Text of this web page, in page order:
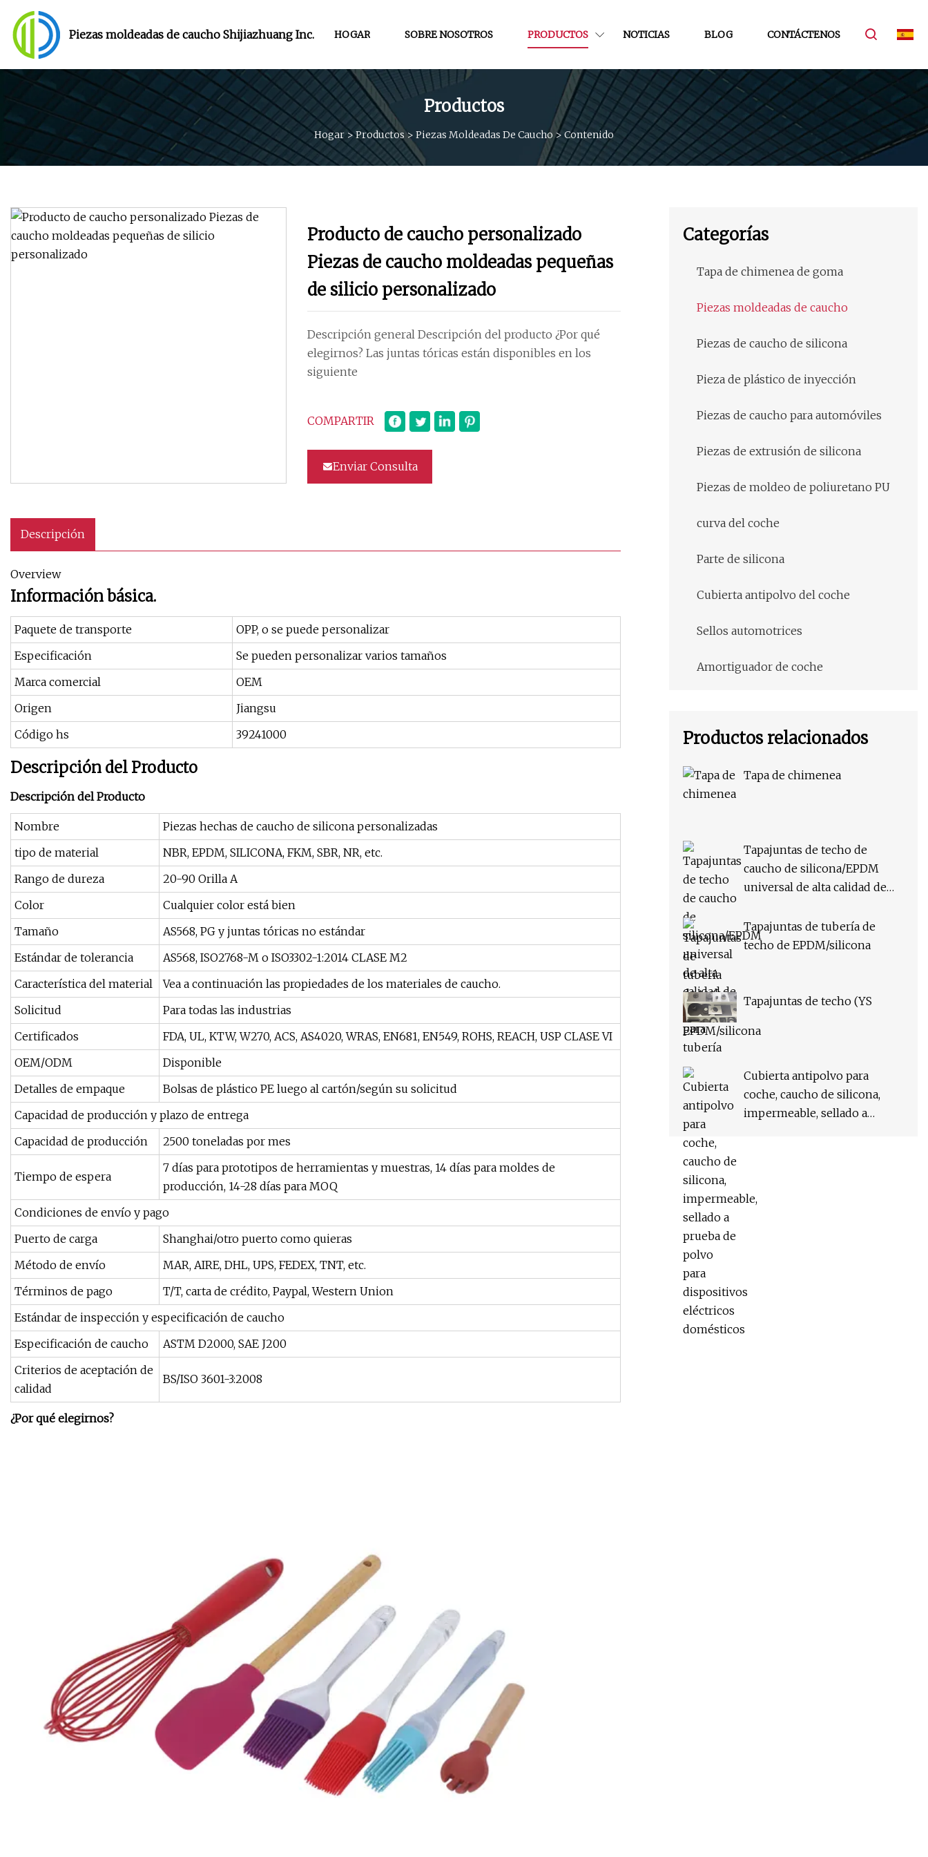
Piezas moldeadas de caucho Shijiazhuang Inc. HOGAR SOBRE NOSOTROS PRODUCTOS NOTICIAS BLOG CONTÁCTENOS
Productos
Hogar >Productos> Piezas Moldeadas De Caucho > Contenido
Producto de caucho personalizado
Piezas de caucho moldeadas pequeñas
de silicio personalizado
Descripción general Descripción del producto ¿Por qué
elegirnos? Las juntas tóricas están disponibles en los
siguiente
COMPARTIR
Enviar Consulta
Descripción
Overview
Información básica.
Paquete de transporte
OPP, o se puede personalizar
Especificación
Se pueden personalizar varios tamaños
Marca comercial
OEM
Origen
Jiangsu
Código hs
39241000
Descripción del Producto
Descripción del Producto
Nombre
Piezas hechas de caucho de silicona personalizadas
tipo de material
NBR, EPDM, SILICONA, FKM, SBR, NR, etc.
Rango de dureza
20-90 Orilla A
Color
Cualquier color está bien
Tamaño
AS568, PG y juntas tóricas no estándar
Estándar de tolerancia
AS568, ISO2768-M o ISO3302-1:2014 CLASE M2
Característica del material
Vea a continuación las propiedades de los materiales de caucho.
Solicitud
Para todas las industrias
Certificados
FDA, UL, KTW, W270, ACS, AS4020, WRAS, EN681, EN549, ROHS, REACH, USP CLASE VI
OEM/ODM
Disponible
Detalles de empaque
Bolsas de plástico PE luego al cartón/según su solicitud
Capacidad de producción y plazo de entrega
Capacidad de producción
2500 toneladas por mes
Tiempo de espera
7 días para prototipos de herramientas y muestras, 14 días para moldes de
producción, 14-28 días para MOQ
Condiciones de envío y pago
Puerto de carga
Shanghai/otro puerto como quieras
Método de envío
MAR, AIRE, DHL, UPS, FEDEX, TNT, etc.
Términos de pago
T/T, carta de crédito, Paypal, Western Union
Estándar de inspección y especificación de caucho
Especificación de caucho
ASTM D2000, SAE J200
Criterios de aceptación de
calidad
BS/ISO 3601-3:2008
¿Por qué elegirnos?
Categorías
Tapa de chimenea de goma
Piezas moldeadas de caucho
Piezas de caucho de silicona
Pieza de plástico de inyección
Piezas de caucho para automóviles
Piezas de extrusión de silicona
Piezas de moldeo de poliuretano PU
curva del coche
Parte de silicona
Cubierta antipolvo del coche
Sellos automotrices
Amortiguador de coche
Productos relacionados
Tapa de chimenea
Tapajuntas de techo de
caucho de silicona/EPDM
universal de alta calidad de
Tapajuntas de tubería de
techo de EPDM/silicona
Tapajuntas de techo (YS
Cubierta antipolvo para
coche, caucho de silicona,
impermeable, sellado a